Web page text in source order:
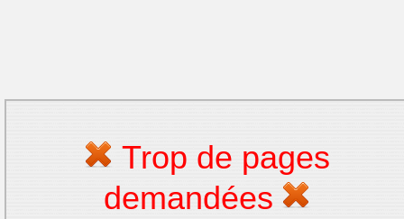
Trop de pages
demandées